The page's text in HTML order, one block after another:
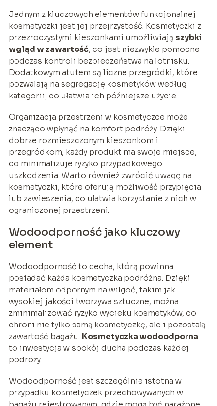
Jednym z kluczowych elementów funkcjonalnej
kosmetyczki jest jej przejrzystość. Kosmetyczki z
przezroczystymi kieszonkami umożliwiają szybki
wgląd w zawartość, co jest niezwykle pomocne
podczas kontroli bezpieczeństwa na lotnisku.
Dodatkowym atutem są liczne przegródki, które
pozwalają na segregację kosmetyków według
kategorii, co ułatwia ich późniejsze użycie.
Organizacja przestrzeni w kosmetyczce może
znacząco wpłynąć na komfort podróży. Dzięki
dobrze rozmieszczonym kieszonkom i
przegródkom, każdy produkt ma swoje miejsce,
co minimalizuje ryzyko przypadkowego
uszkodzenia. Warto również zwrócić uwagę na
kosmetyczki, które oferują możliwość przypięcia
lub zawieszenia, co ułatwia korzystanie z nich w
ograniczonej przestrzeni.
Wodoodporność jako kluczowy
element
Wodoodporność to cecha, którą powinna
posiadać każda kosmetyczka podróżna. Dzięki
materiałom odpornym na wilgoć, takim jak
wysokiej jakości tworzywa sztuczne, można
zminimalizować ryzyko wycieku kosmetyków, co
chroni nie tylko samą kosmetyczkę, ale i pozostałą
zawartość bagażu. Kosmetyczka wodoodporna
to inwestycja w spokój ducha podczas każdej
podróży.
Wodoodporność jest szczególnie istotna w
przypadku kosmetyczek przechowywanych w